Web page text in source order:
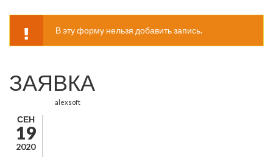
ПРЕДУПРЕЖДЕНИЕ
В эту форму нельзя добавить запись.
ЗАЯВКА
СЕН
19
2020
alexsoft